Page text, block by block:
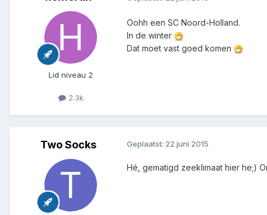
Lid niveau 2
2.3k
Oohh een SC Noord-Holland.
In de winter
Dat moet vast goed komen
Two Socks Geplaatst: 22 juni 2015
Hé, gematigd zeeklimaat hier he;)